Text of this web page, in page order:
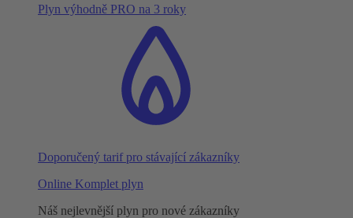
Plyn výhodně PRO na 3 roky
Doporučený tarif pro stávající zákazníky
Online Komplet plyn
Náš nejlevnější plyn pro nové zákazníky